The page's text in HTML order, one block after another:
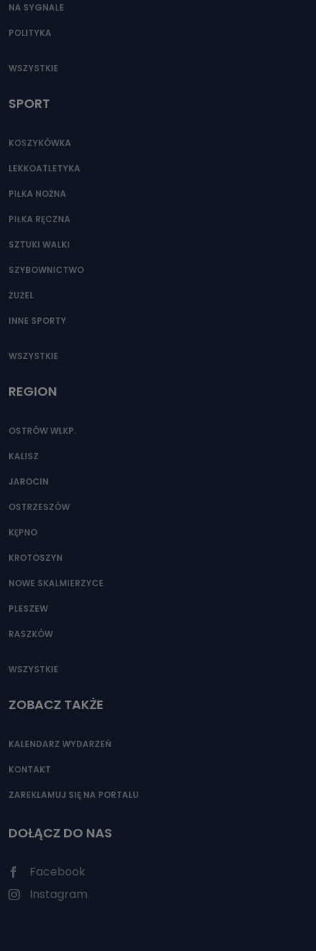
NA SYGNALE
POLITYKA
WSZYSTKIE
SPORT
KOSZYKÓWKA
LEKKOATLETYKA
PIŁKA NOŻNA
PIŁKA RĘCZNA
SZTUKI WALKI
SZYBOWNICTWO
ŻUŻEL
INNE SPORTY
WSZYSTKIE
REGION
OSTRÓW WLKP.
KALISZ
JAROCIN
OSTRZESZÓW
KĘPNO
KROTOSZYN
NOWE SKALMIERZYCE
PLESZEW
RASZKÓW
WSZYSTKIE
ZOBACZ TAKŻE
KALENDARZ WYDARZEŃ
KONTAKT
ZAREKLAMUJ SIĘ NA PORTALU
DOŁĄCZ DO NAS
Facebook
Instagram